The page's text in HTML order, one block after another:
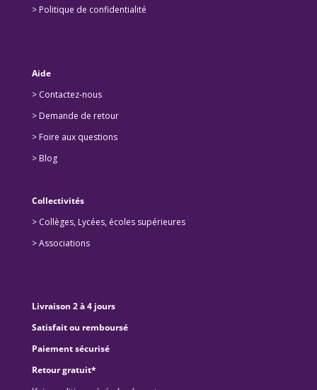
> Politique de confidentialité
Aide
> Contactez-nous
> Demande de retour
> Foire aux questions
> Blog
Collectivités
> Collèges, Lycées, écoles supérieures
>Associations
Livraison 2 à 4 jours
Satisfait ou remboursé
Paiement sécurisé
Retour gratuit*